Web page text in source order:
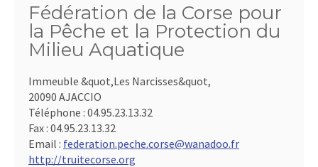
Fédération de la Corse pour
la Pêche et la Protection du
Milieu Aquatique
Immeuble &quot,Les Narcisses&quot,
20090 AJACCIO
Téléphone : 04.95.23.13.32
Fax : 04.95.23.13.32
Email : federation.peche.corse@wanadoo.fr
http://truitecorse.org